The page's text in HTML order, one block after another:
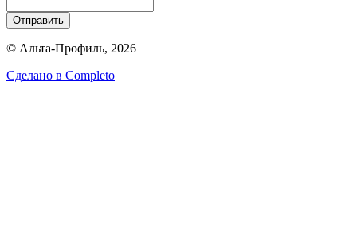
Отправить
© Альта-Профиль, 2026
Сделано в Completo